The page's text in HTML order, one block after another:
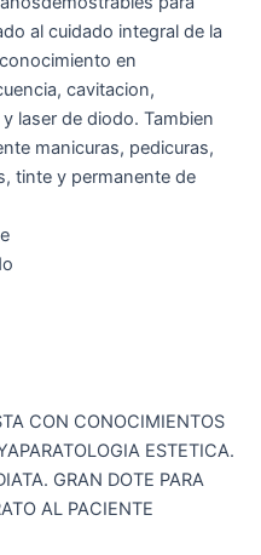
al cuidado integral de la
en
cavitacion,
laser de diodo. Tambien
manicuras, pedicuras,
tinte y permanente de
CON CONOCIMIENTOS
ESTETICA.
GRAN DOTE PARA
AL PACIENTE